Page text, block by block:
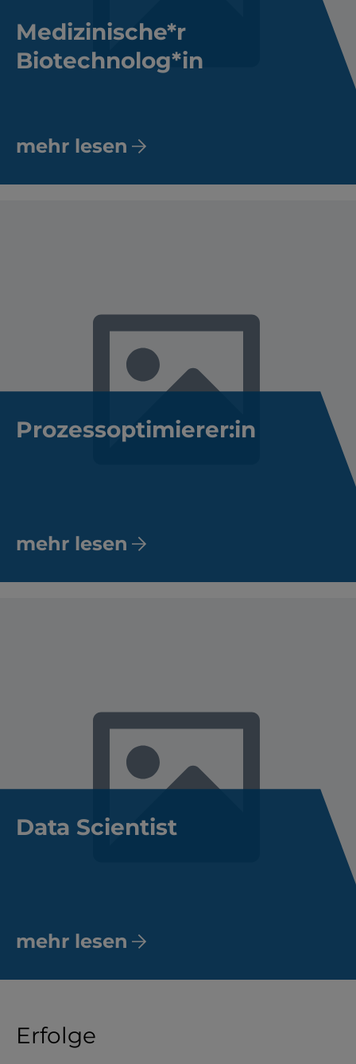
Medizinische*r
Biotechnolog*in
mehr lesen
Prozessoptimierer:in
mehr lesen
Data Scientist
mehr lesen
Erfolge